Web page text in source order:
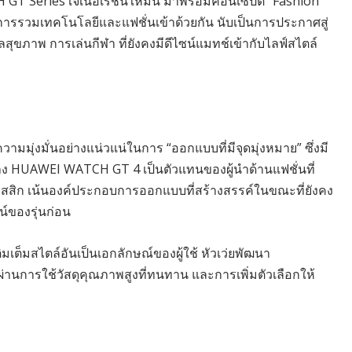
รรวมเทคโนโลยีและแฟชั่นเข้าด้วยกัน นับเป็นการประกาศสู่
ภาพ การเล่นกีฬา ที่ยังคงมีดีไซน์แมทช์เข้ากับไลฟ์สไตล์
มมุ่งมั่นอย่างแน่วแน่ในการ “ออกแบบที่มีจุดมุ่งหมาย” ซึ่งมี
WATCH GT 4 เป็นตัวแทนของผู้นำด้านแฟชั่นที่
สิก เน้นองค์ประกอบการออกแบบที่สร้างสรรค์ในขณะที่ยังคง
ของรุ่นก่อน
เต็มสไตล์อันเป็นเอกลักษณ์ของผู้ใช้ หัวเว่ยพัฒนา
นการใช้วัสดุคุณภาพสูงที่ทนทาน และการเพิ่มตัวเลือกให้